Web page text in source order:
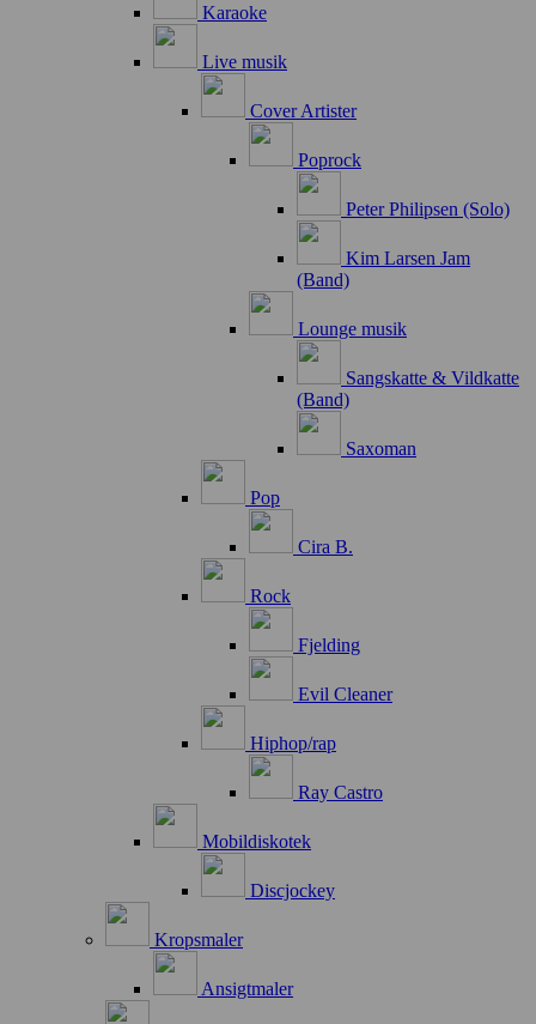
Karaoke
Live musik
Cover Artister
Poprock
Peter Philipsen (Solo)
Kim Larsen Jam
(Band)
Lounge musik
Sangskatte & Vildkatte
(Band)
Saxoman
Pop
Cira B.
Rock
Fjelding
Evil Cleaner
Hiphop/rap
Ray Castro
Mobildiskotek
Discjockey
Kropsmaler
Ansigtmaler